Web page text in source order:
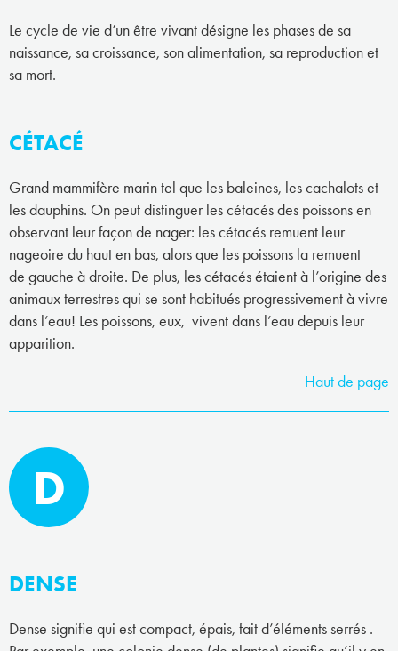
Le cycle de vie d’un être vivant désigne les phases de sa
naissance, sa croissance, son alimentation, sa reproduction et
sa mort.
CÉTACÉ
Grand mammifère marin tel que les baleines, les cachalots et
les dauphins. On peut distinguer les cétacés des poissons en
observant leur façon de nager: les cétacés remuent leur
nageoire du haut en bas, alors que les poissons la remuent
de gauche à droite. De plus, les cétacés étaient à l’origine des
animaux terrestres qui se sont habitués progressivement à vivre
dans l’eau! Les poissons, eux, vivent dans l’eau depuis leur
apparition.
Haut de page
D
DENSE
Dense signifie qui est compact, épais, fait d’éléments serrés .